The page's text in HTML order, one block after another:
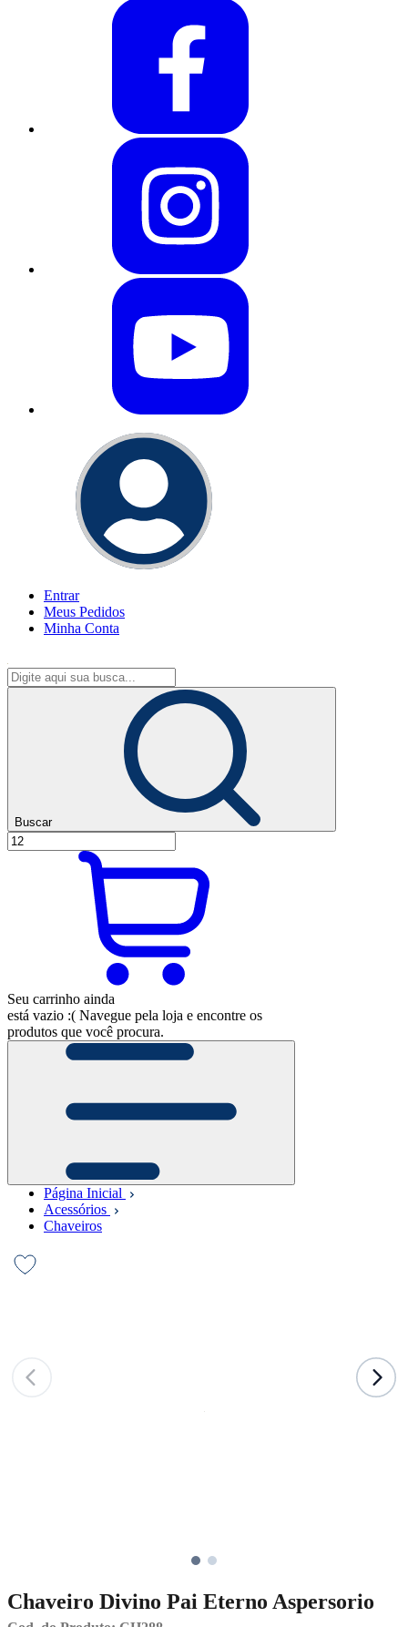
Entrar
Meus Pedidos
Minha Conta
Buscar
Seu carrinho ainda
está vazio :( Navegue pela loja e encontre os
produtos que você procura.
Página Inicial
Acessórios
Chaveiros
Chaveiro Divino Pai Eterno Aspersorio